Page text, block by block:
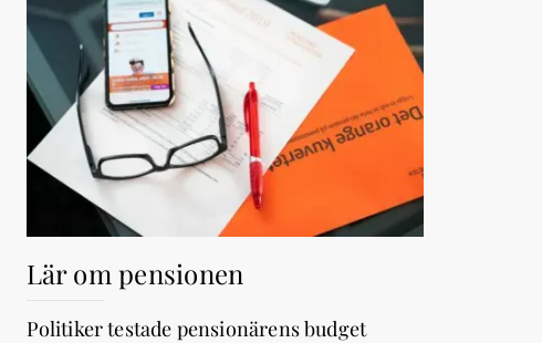
Lär om pensionen
Politiker testade pensionärens budget